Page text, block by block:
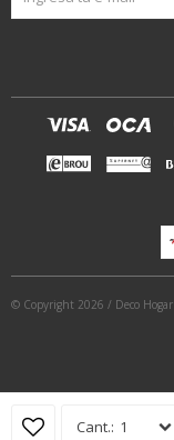
1
© Copyright 2026 / Deco Hogar